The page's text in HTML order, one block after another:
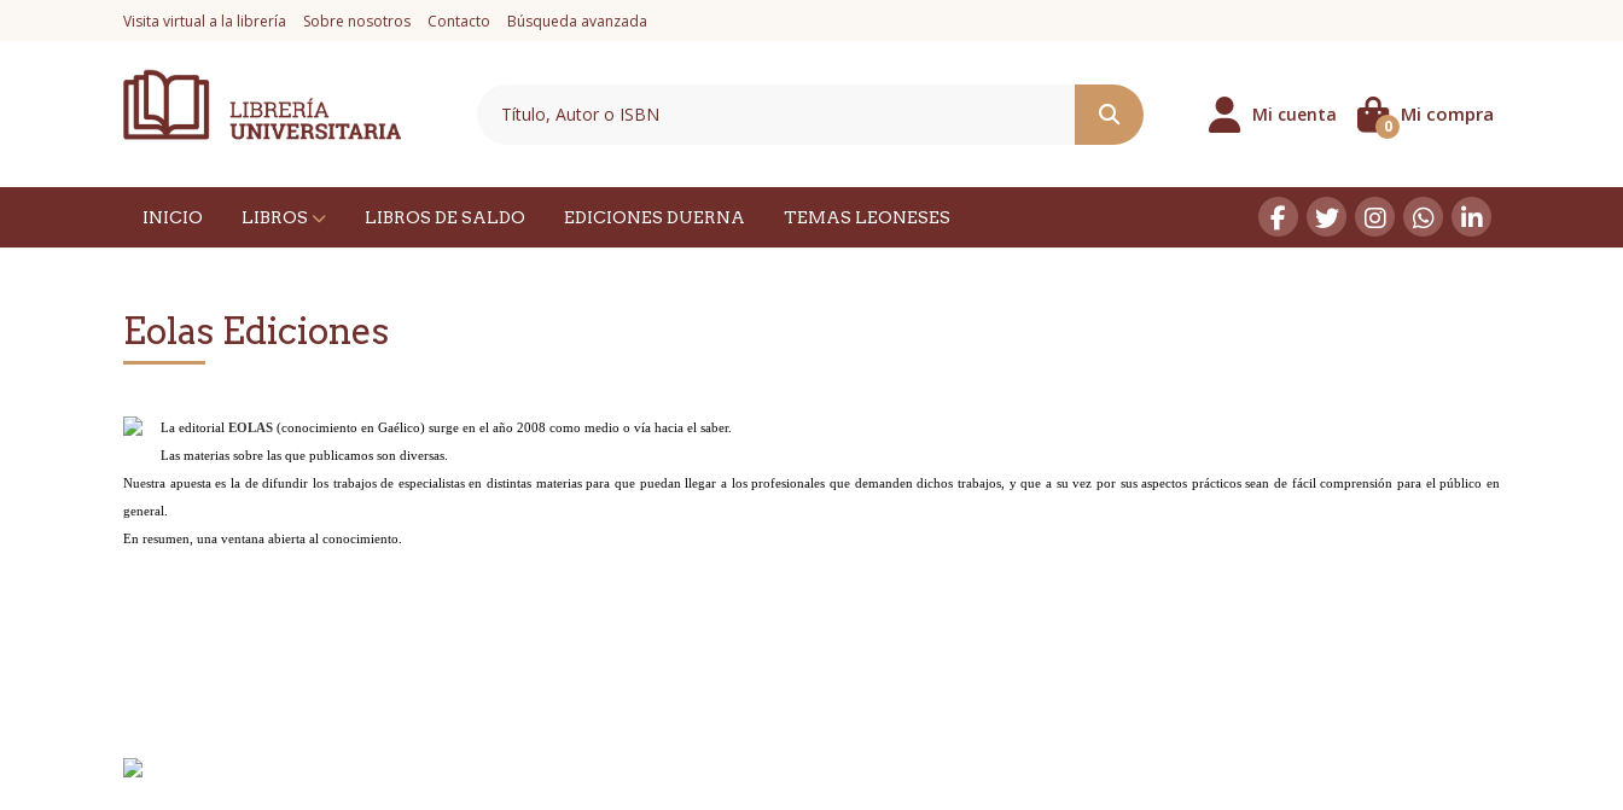
Visita virtual a la librería Sobre nosotros Contacto Búsqueda avanzada
Mi cuenta Mi compra
0
INICIO LIBROS LIBROS DE SALDO EDICIONES DUERNA TEMAS LEONESES
Eolas Ediciones
La editorial EOLAS (conocimiento en Gaélico) surge en el año 2008 como medio o vía hacia el saber.
Las materias sobre las que publicamos son diversas.
Nuestra apuesta es la de difundir los trabajos de especialistas en distintas materias para que puedan llegar a los profesionales que demanden dichos trabajos, y que a su vez por sus aspectos prácticos sean de fácil comprensión para el público en
general.
En resumen, una ventana abierta al conocimiento.